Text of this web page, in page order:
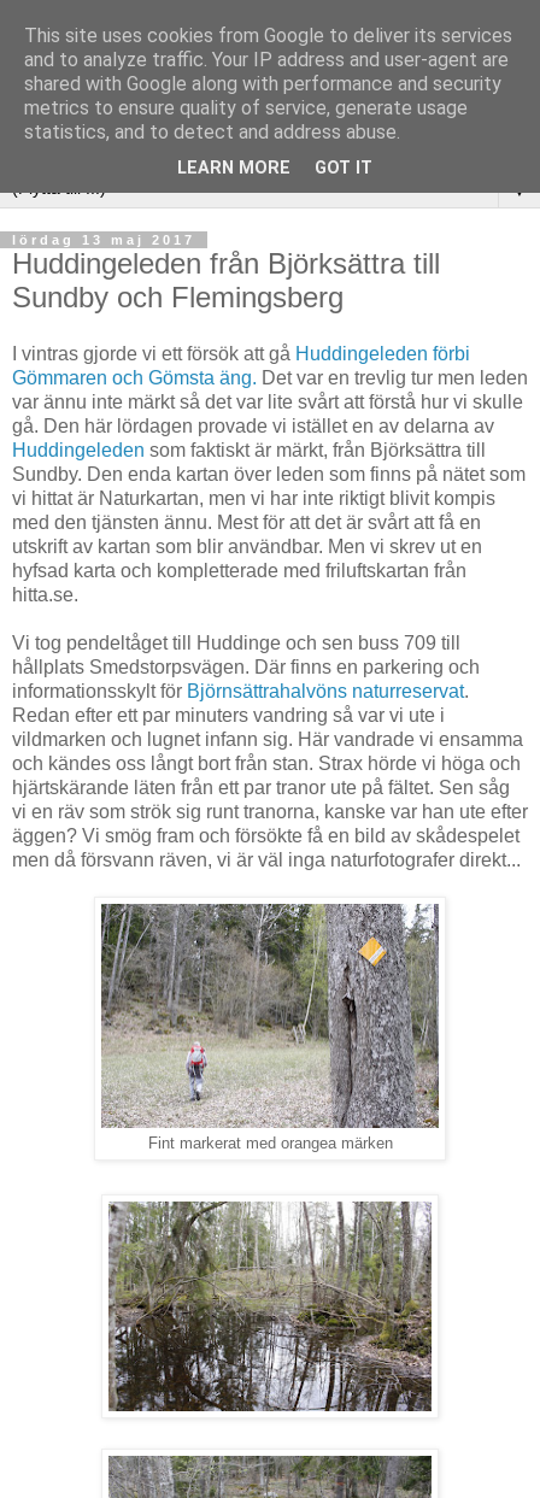
▼
lördag 13 maj 2017
Huddingeleden från Björksättra till
Sundby och Flemingsberg
I vintras gjorde vi ett försök att gå Huddingeleden förbi
Gömmaren och Gömsta äng. Det var en trevlig tur men leden
var ännu inte märkt så det var lite svårt att förstå hur vi skulle
gå. Den här lördagen provade vi istället en av delarna av
Huddingeleden som faktiskt är märkt, från Björksättra till
Sundby. Den enda kartan över leden som finns på nätet som
vi hittat är Naturkartan, men vi har inte riktigt blivit kompis
med den tjänsten ännu. Mest för att det är svårt att få en
utskrift av kartan som blir användbar. Men vi skrev ut en
hyfsad karta och kompletterade med friluftskartan från
hitta.se.
Vi tog pendeltåget till Huddinge och sen buss 709 till
hållplats Smedstorpsvägen. Där finns en parkering och
informationsskylt för Björnsättrahalvöns naturreservat.
Redan efter ett par minuters vandring så var vi ute i
vildmarken och lugnet infann sig. Här vandrade vi ensamma
och kändes oss långt bort från stan. Strax hörde vi höga och
hjärtskärande läten från ett par tranor ute på fältet. Sen såg
vi en räv som strök sig runt tranorna, kanske var han ute efter
äggen? Vi smög fram och försökte få en bild av skådespelet
men då försvann räven, vi är väl inga naturfotografer direkt...
Fint markerat med orangea märken
This site uses cookies from Google to deliver its services
and to analyze traffic. Your IP address and user-agent are
shared with Google along with performance and security
metrics to ensure quality of service, generate usage
statistics, and to detect and address abuse.
LEARN MORE GOT IT